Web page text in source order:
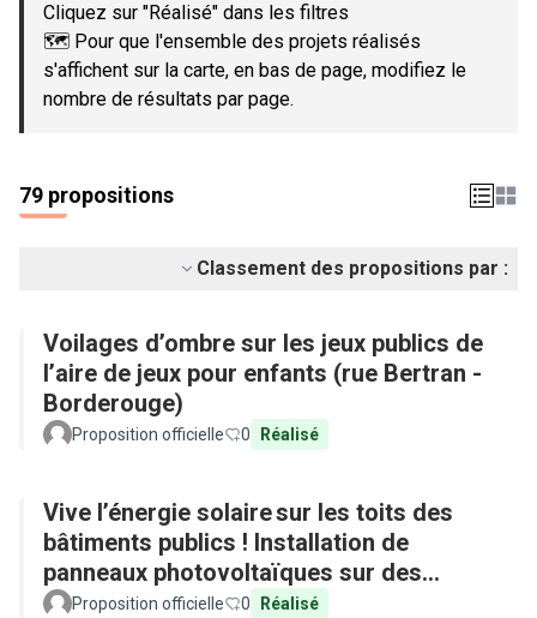
Cliquez sur "Réalisé" dans les filtres
🗺️ Pour que l'ensemble des projets réalisés
s'affichent sur la carte, en bas de page, modifiez le
nombre de résultats par page.
79 propositions
Classement des propositions par :
Voilages d’ombre sur les jeux publics de
l’aire de jeux pour enfants (rue Bertran -
Borderouge)
Proposition officielle 0 Réalisé
Vive l’énergie solaire sur les toits des
bâtiments publics ! Installation de
panneaux photovoltaïques sur des
équipements publics
Proposition officielle 0 Réalisé